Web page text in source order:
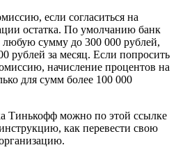
если согласиться на
остатка. По умолчанию банк
любую сумму до 300 000 рублей,
рублей за месяц. Если попросить
начисление процентов на
для сумм более 100 000
Тинькофф можно по этой ссылке
как перевести свою